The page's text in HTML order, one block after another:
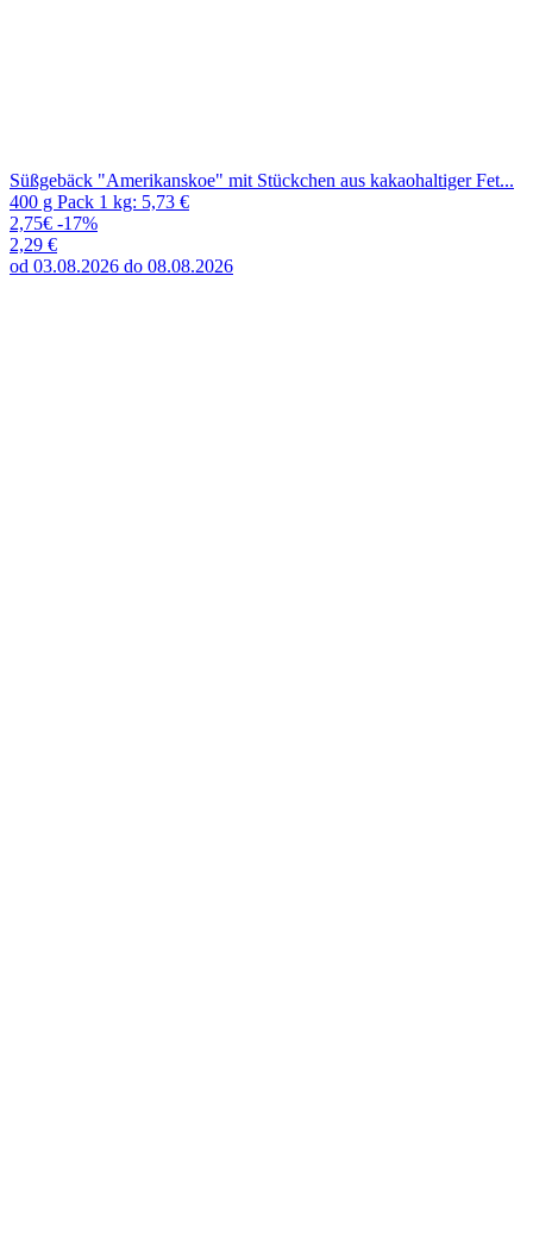
Süßgebäck "Amerikanskoe" mit Stückchen aus kakaohaltiger Fet...
400 g Pack 1 kg: 5,73 €
2,75€ -17%
2,29 €
od 03.08.2026 do 08.08.2026